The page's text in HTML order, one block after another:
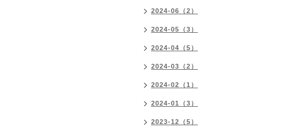
2024-06（2）
2024-05（3）
2024-04（5）
2024-03（2）
2024-02（1）
2024-01（3）
2023-12（5）